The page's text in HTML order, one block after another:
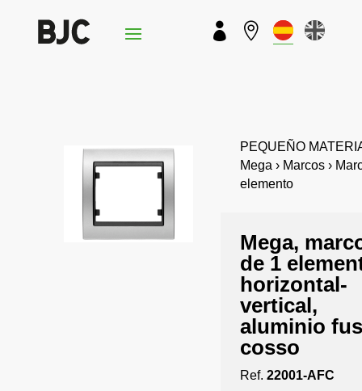
 
PEQUEÑO
Mega › Marcos ›
elemento
Mega,
de 1
horizontal-
vertical,
aluminio
cosso
Ref. 22001-AFC